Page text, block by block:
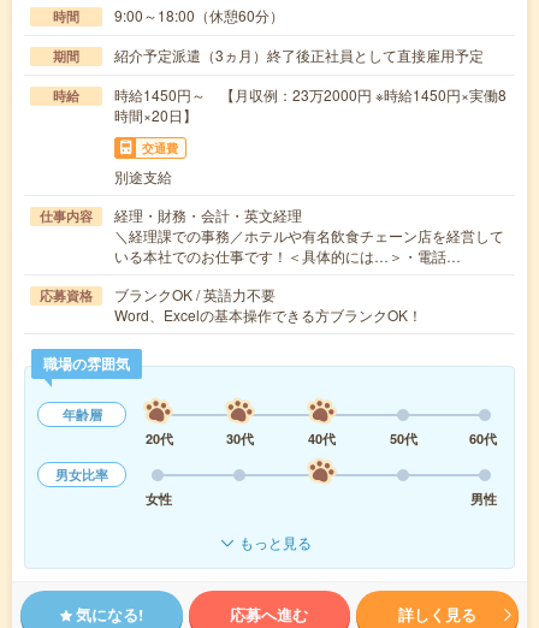
時間 9:00～18:00（休憩60分）
期間 紹介予定派遣（3ヵ月）終了後正社員として直接雇用予定
時給
時給1450円～ 【月収例：23万2000円 ※時給1450円×実働8
時間×20日】
交通費
別途支給
仕事内容
経理・財務・会計・英文経理
＼経理課での事務／ホテルや有名飲食チェーン店を経営して
いる本社でのお仕事です！＜具体的には…＞・電話…
応募資格
ブランクOK / 英語力不要
Word、Excelの基本操作できる方ブランクOK！
職場の雰囲気
年齢層
20代
30代 40代 50代
60代
男女比率
女性
男性
もっと見る
気になる! 応募へ進む 詳しく見る